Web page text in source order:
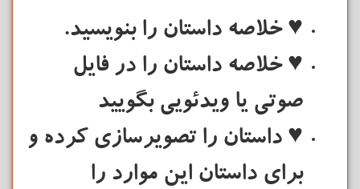
♥ خلاصه داستان را بنویسید.
♥ خلاصه داستان را در فایل
صوتی یا ویدئویی بگویید
♥ داستان را تصویرسازی کرده و
برای داستان این موارد را